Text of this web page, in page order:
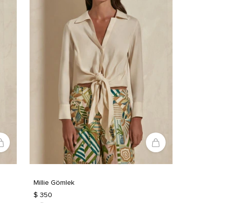
Millie Gömlek
$ 350